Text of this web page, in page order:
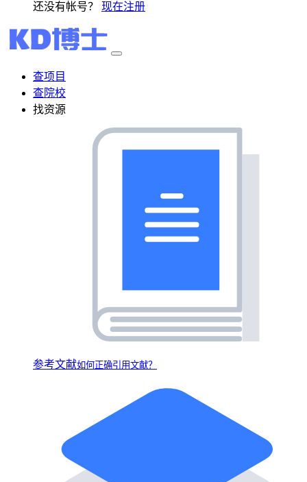
还没有帐号？ 现在注册
查项目
查院校
找资源
参考文献如何正确引用文献？